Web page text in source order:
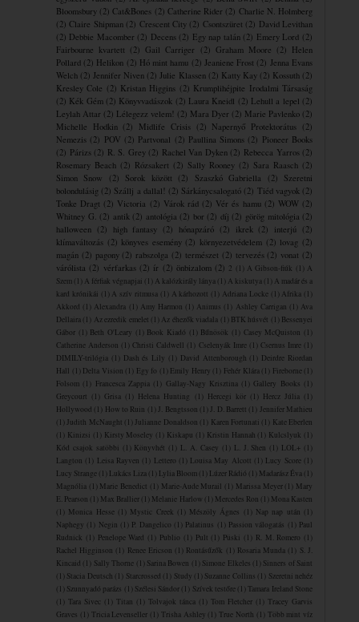
Bloomsbury (2) Cat&Bones (2) Catherine Rider (2) Charlie N. Holmberg
(2) Claire Shipman (2) Crescent City (2) Csontszüret (2) David Levithan
(2) Debbie Macomber (2) Decens (2) Egy nap talán (2) Emery Lord (2)
Fairbourne kvartett (2) Gail Carriger (2) Graham Moore (2) Helen
Pollard (2) Helikon (2) Hó mint hamu (2) Jeaniene Frost (2) Jenna Evans
Welch (2) Jennifer Niven (2) Julie Klassen (2) Katty Kay (2) Kossuth (2)
Kresley Cole (2) Kristan Higgins (2) Krumplihéjpite ​Irodalmi Társaság
(2) Kék Gém (2) Könyvvadászok (2) Laura Kneidl (2) Lehull a lepel (2)
Leylah Attar (2) Lélegezz velem! (2) Mara Dyer (2) Marie Pavlenko (2)
Michelle Hodkin (2) Midlife Crisis (2) Napernyő Protektorátus (2)
Nemezis (2) POV (2) Partvonal (2) Paullina Simons (2) Pioneer Books
(2) Párizs (2) R. S. Grey (2) Rachel Van Dyken (2) Rebecca Yarros (2)
Rosemary Beach (2) Rózsakert (2) Sally Rooney (2) Sara Raasch (2)
Simon Snow
(2) Sorok között (2) Szaszkó Gabriella (2)
Szeretni
bolondulásig (2) Szállj a dallal! (2) Sárkánycsalogató (2) Tiéd vagyok (2)
Tonke Dragt (2) Victoria (2) Várok rád (2) Vér és hamu (2) WOW (2)
Whitney G. (2) antik (2) antológia (2) bor (2) díj (2) görög mitológia (2)
halloween (2) high fantasy (2) hónapzáró (2) ikrek (2) interjú (2)
klímaváltozás (2) könyves esemény (2) környezetvédelem (2) lovag (2)
magán (2) pagony (2) rabszolga (2) természet (2) tervezés (2) vonat (2)
várólista (2) vérfarkas (2) ír (2) önbizalom (2) 2 (1) A Gibson-fiúk (1) A
Szem (1) A férfiak végnapjai (1) A kalózkirály lánya (1) A kiskutya (1) A madár és a
kard krónikái
(1) A szív ritmusa (1) A ​kárhozott (1) Adriana Locke (1) Afrika
(1)
Akkord
(1) Alexandra (1) Amy Harmon (1) Animus (1) Ashley Carrigan (1) Ava
Dellaira (1) Az ezredik emelet (1) Az éhezők viadala (1) BTK húsvét (1) Bessenyei
Gábor
(1) Beth O'Leary (1) Book Kiadó (1) Bűnösök (1) Casey McQuiston
(1)
Catherine Anderson
(1) Christi Caldwell (1) Cselenyák Imre (1) Csernus Imre
(1)
DIMILY-trilógia
(1) Dash és Lily (1) David Attenborough (1) Deirdre Riordan
Hall
(1) Delta Vision (1) Egy fo (1) Emily Henry (1) Fehér Klára (1) Fireborne (1)
Folsom
(1) Francesca Zappia (1) Gallay-Nagy Krisztina (1) Gallery Books
(1)
Greycourt
(1) Grisa (1) Helena Hunting (1) Hercegi kör (1) Hercz Júlia
(1)
Hollywood
(1) How to Ruin (1)J. Bengtsson (1)J. D. Barrett (1) Jennifer Mathieu
(1)Judith McNaught (1)Julianne Donaldson (1) Karen Fortunati (1) Kate Eberlen
(1) Kinizsi (1) Kirsty Moseley (1) Kiskapu (1) Kristin Hannah (1) Kulcslyuk
(1)
Kód csajok satöbbi
(1) Könyvhét (1) L. A. Casey (1) L. J. Shen (1) LOL+
(1)
Langton
(1) Leisa Rayven (1) Lettero (1) Louisa May Alcott (1) Lucy Score
(1)
Lucy Strange (1) Lukács Liza (1) Lylia Bloom (1) Lúzer Rádió (1) Madarász Éva (1)
Magnólia
(1) Marie Benedict (1) Marie-Aude Murail (1) Marissa Meyer (1) Mary
E. Pearson
(1) Max Brallier (1) Melanie Harlow (1) Mercedes Ron (1) Mona Kasten
(1) Monica Hesse (1) Mystic Creek (1) Mészöly Ágnes (1) Nap nap után
(1)
Naphegy
(1) Negin (1) P. Dangelico (1) Palatinus (1) Passion válogatás (1) Paul
Rudnick
(1) Penelope Ward (1) Publio (1) Pult (1) Püski (1) R. M. Romero
(1)
Rachel Higginson
(1) Renee Ericson (1) Rontásűzők (1) Rosaria Munda (1) S. J.
Kincaid
(1) Sally Thorne (1) Sarina Bowen (1) Simone Elkeles (1) Sinners of Saint
(1) Stacia Deutsch (1) Starcrossed (1) Study (1) Suzanne Collins (1) Szeretni nehéz
(1) Szunnyadó parázs (1) Szélesi Sándor (1) Szívek testőre (1)Tamara Ireland Stone
(1) Tara Sivec (1) Titan (1) Tolvajok ​tánca (1) Tom Fletcher (1) Tracey Garvis
Graves
(1) Tricia Levenseller (1) Trisha Ashley (1) True North (1) Több mint víz